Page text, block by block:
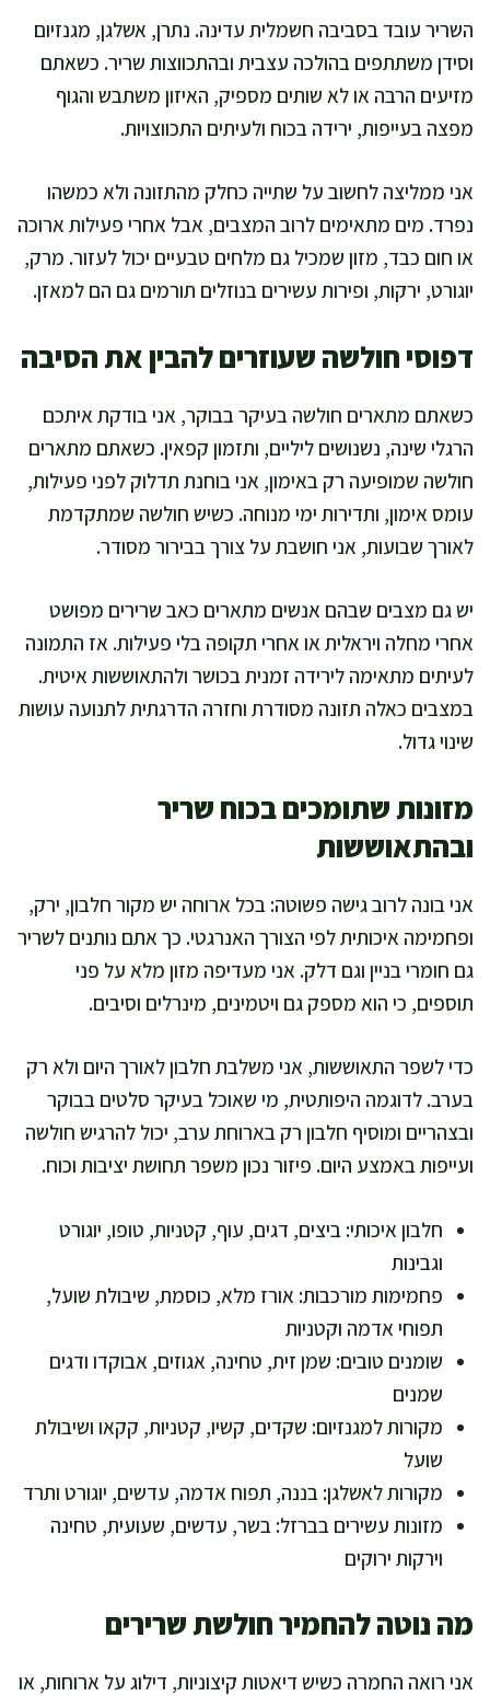
השריר עובד בסביבה חשמלית עדינה. נתרן, אשלגן, מגנזיום
וסידן משתתפים בהולכה עצבית ובהתכווצות שריר. כשאתם
מזיעים הרבה או לא שותים מספיק, האיזון משתבש והגוף
מפצה בעייפות, ירידה בכוח ולעיתים התכווצויות.
אני ממליצה לחשוב על שתייה כחלק מהתזונה ולא כמשהו
נפרד. מים מתאימים לרוב המצבים, אבל אחרי פעילות ארוכה
או חום כבד, מזון שמכיל גם מלחים טבעיים יכול לעזור. מרק,
יוגורט, ירקות, ופירות עשירים בנוזלים תורמים גם הם למאזן.
דפוסי חולשה שעוזרים להבין את הסיבה
כשאתם מתארים חולשה בעיקר בבוקר, אני בודקת איתכם
הרגלי שינה, נשנושים ליליים, ותזמון קפאין. כשאתם מתארים
חולשה שמופיעה רק באימון, אני בוחנת תדלוק לפני פעילות,
עומס אימון, ותדירות ימי מנוחה. כשיש חולשה שמתקדמת
לאורך שבועות, אני חושבת על צורך בבירור מסודר.
יש גם מצבים שבהם אנשים מתארים כאב שרירים מפושט
אחרי מחלה ויראלית או אחרי תקופה בלי פעילות. אז התמונה
לעיתים מתאימה לירידה זמנית בכושר ולהתאוששות איטית.
במצבים כאלה תזונה מסודרת וחזרה הדרגתית לתנועה עושות
שינוי גדול.
מזונות שתומכים בכוח שריר
ובהתאוששות
אני בונה לרוב גישה פשוטה: בכל ארוחה יש מקור חלבון, ירק,
ופחמימה איכותית לפי הצורך האנרגטי. כך אתם נותנים לשריר
גם חומרי בניין וגם דלק. אני מעדיפה מזון מלא על פני
תוספים, כי הוא מספק גם ויטמינים, מינרלים וסיבים.
כדי לשפר התאוששות, אני משלבת חלבון לאורך היום ולא רק
בערב. לדוגמה היפותטית, מי שאוכל בעיקר סלטים בבוקר
ובצהריים ומוסיף חלבון רק בארוחת ערב, יכול להרגיש חולשה
ועייפות באמצע היום. פיזור נכון משפר תחושת יציבות וכוח.
חלבון איכותי: ביצים, דגים, עוף, קטניות, טופו, יוגורט
וגבינות
פחמימות מורכבות: אורז מלא, כוסמת, שיבולת שועל,
תפוחי אדמה וקטניות
שומנים טובים: שמן זית, טחינה, אגוזים, אבוקדו ודגים
שמנים
מקורות למגנזיום: שקדים, קשיו, קטניות, קקאו ושיבולת
שועל
מקורות לאשלגן: בננה, תפוח אדמה, עדשים, יוגורט ותרד
מזונות עשירים בברזל: בשר, עדשים, שעועית, טחינה
וירקות ירוקים
מה נוטה להחמיר חולשת שרירים
אני רואה החמרה כשיש דיאטות קיצוניות, דילוג על ארוחות, או